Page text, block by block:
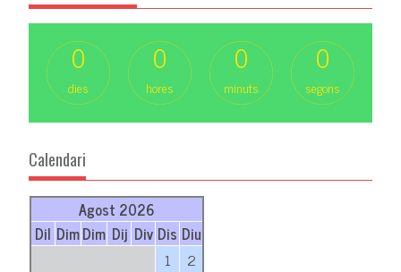
0
dies
0
hores
0
minuts
0
segons
Calendari
Agost 2026
Dil DimDim Dij Div Dis Diu
1
2